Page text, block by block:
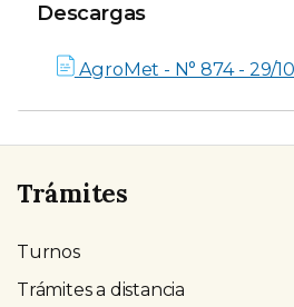
Descargas
Descargas
AgroMet - N° 874 - 29/
Trámites
Turnos
Trámites a distancia